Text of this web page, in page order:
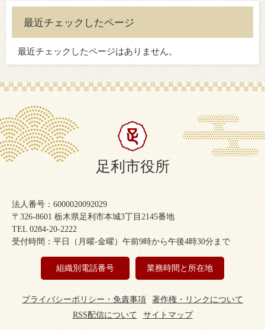
最近チェックしたページ
最近チェックしたページはありません。
足利市役所
法人番号：6000020092029
〒326-8601 栃木県足利市本城3丁目2145番地
TEL 0284-20-2222
受付時間：平日（月曜-金曜）午前9時から午後4時30分まで
組織別電話番号 業務時間と所在地
プライバシーポリシー・免責事項
著作権・リンクについて
RSS配信について
サイトマップ